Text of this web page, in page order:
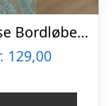
Sizo Rose Bordløber Mint
129,00